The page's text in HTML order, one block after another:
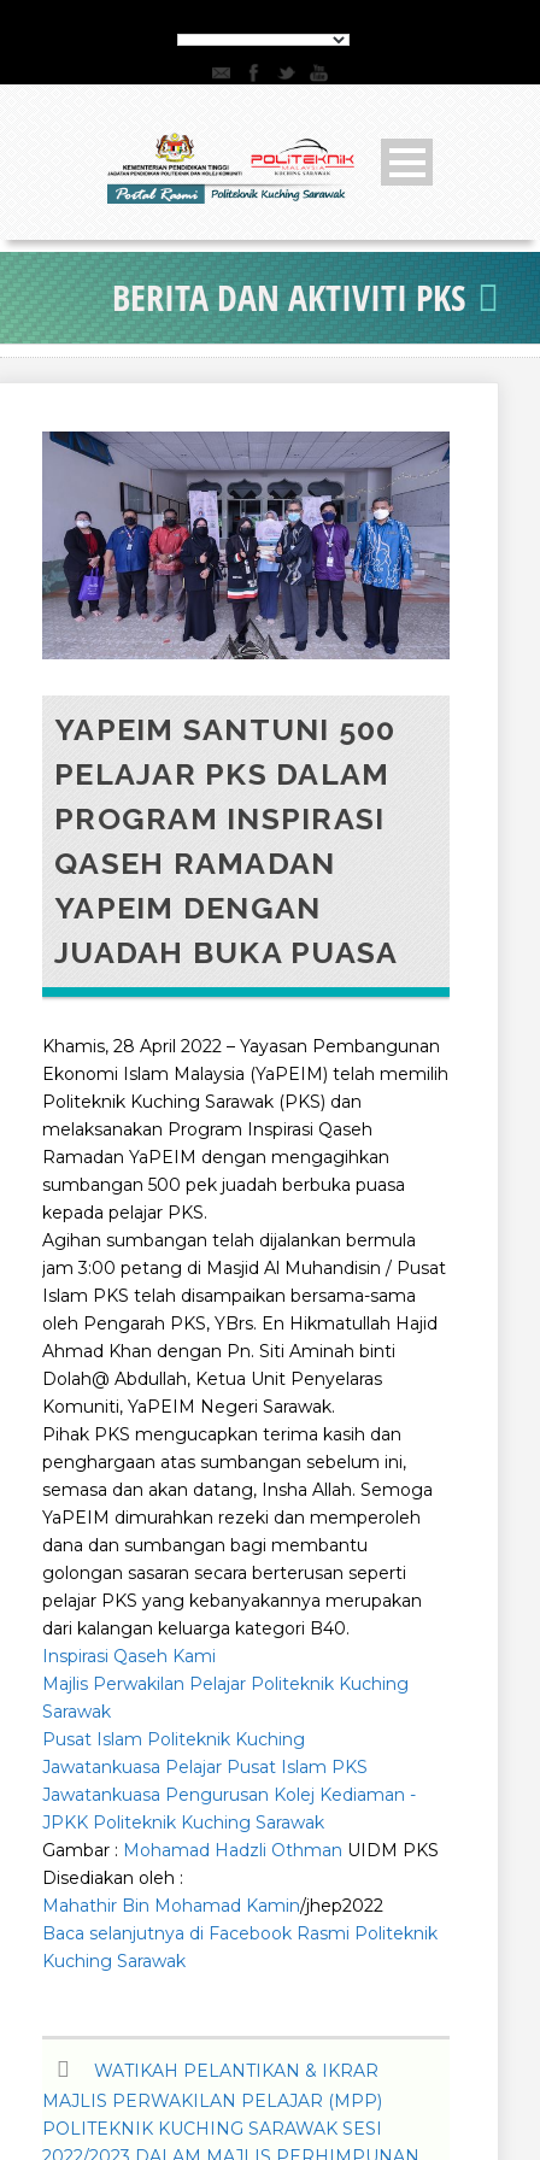
BERITA DAN AKTIVITI PKS
YAPEIM SANTUNI 500
PELAJAR PKS DALAM
PROGRAM INSPIRASI
QASEH RAMADAN
YAPEIM DENGAN
JUADAH BUKA PUASA
Khamis, 28 April 2022 – Yayasan Pembangunan
Ekonomi Islam Malaysia (YaPEIM) telah memilih
Politeknik Kuching Sarawak (PKS) dan
melaksanakan Program Inspirasi Qaseh
Ramadan YaPEIM dengan mengagihkan
sumbangan 500 pek juadah berbuka puasa
kepada pelajar PKS.
Agihan sumbangan telah dijalankan bermula
jam 3:00 petang di Masjid Al Muhandisin / Pusat
Islam PKS telah disampaikan bersama-sama
oleh Pengarah PKS, YBrs. En Hikmatullah Hajid
Ahmad Khan dengan Pn. Siti Aminah binti
Dolah@ Abdullah, Ketua Unit Penyelaras
Komuniti, YaPEIM Negeri Sarawak.
Pihak PKS mengucapkan terima kasih dan
penghargaan atas sumbangan sebelum ini,
semasa dan akan datang, Insha Allah. Semoga
YaPEIM dimurahkan rezeki dan memperoleh
dana dan sumbangan bagi membantu
golongan sasaran secara berterusan seperti
pelajar PKS yang kebanyakannya merupakan
dari kalangan keluarga kategori B40.
Inspirasi Qaseh Kami
Majlis Perwakilan Pelajar Politeknik Kuching
Sarawak
Pusat Islam Politeknik Kuching
Jawatankuasa Pelajar Pusat Islam PKS
Jawatankuasa Pengurusan Kolej Kediaman -
JPKK Politeknik Kuching Sarawak
Gambar : Mohamad Hadzli Othman UIDM PKS
Disediakan oleh :
Mahathir Bin Mohamad Kamin/jhep2022
Baca selanjutnya di Facebook Rasmi Politeknik
Kuching Sarawak
WATIKAH PELANTIKAN & IKRAR
MAJLIS PERWAKILAN PELAJAR (MPP)
POLITEKNIK KUCHING SARAWAK SESI